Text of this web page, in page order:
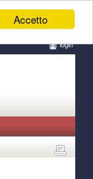
Accetto
login